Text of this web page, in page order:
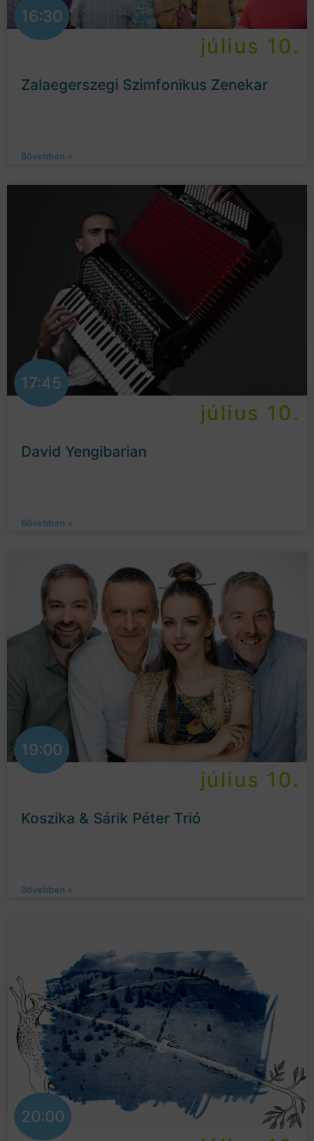
16:30
július 10.
Zalaegerszegi Szimfonikus Zenekar
Bővebben »
17:45
július 10.
David Yengibarian
Bővebben »
19:00
július 10.
Koszika & Sárik Péter Trió
Bővebben »
20:00